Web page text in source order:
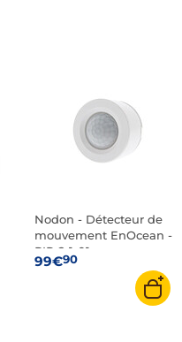
Nodon - Détecteur de
mouvement EnOcean -
PIR-2-1-01
99€90